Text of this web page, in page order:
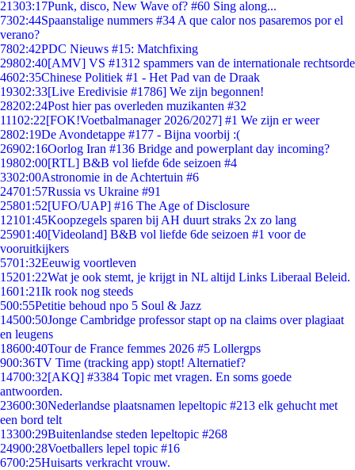
21303:17Punk, disco, New Wave of? #60 Sing along...
7302:44Spaanstalige nummers #34 A que calor nos pasaremos por el
verano?
7802:42PDC Nieuws #15: Matchfixing
29802:40[AMV] VS #1312 spammers van de internationale rechtsorde
4602:35Chinese Politiek #1 - Het Pad van de Draak
19302:33[Live Eredivisie #1786] We zijn begonnen!
28202:24Post hier pas overleden muzikanten #32
11102:22[FOK!Voetbalmanager 2026/2027] #1 We zijn er weer
2802:19De Avondetappe #177 - Bijna voorbij :(
26902:16Oorlog Iran #136 Bridge and powerplant day incoming?
19802:00[RTL] B&B vol liefde 6de seizoen #4
3302:00Astronomie in de Achtertuin #6
24701:57Russia vs Ukraine #91
25801:52[UFO/UAP] #16 The Age of Disclosure
12101:45Koopzegels sparen bij AH duurt straks 2x zo lang
25901:40[Videoland] B&B vol liefde 6de seizoen #1 voor de
vooruitkijkers
5701:32Eeuwig voortleven
15201:22Wat je ook stemt, je krijgt in NL altijd Links Liberaal Beleid.
1601:21Ik rook nog steeds
500:55Petitie behoud npo 5 Soul & Jazz
14500:50Jonge Cambridge professor stapt op na claims over plagiaat
en leugens
18600:40Tour de France femmes 2026 #5 Lollergps
900:36TV Time (tracking app) stopt! Alternatief?
14700:32[AKQ] #3384 Topic met vragen. En soms goede
antwoorden.
23600:30Nederlandse plaatsnamen lepeltopic #213 elk gehucht met
een bord telt
13300:29Buitenlandse steden lepeltopic #268
24900:28Voetballers lepel topic #16
6700:25Huisarts verkracht vrouw.